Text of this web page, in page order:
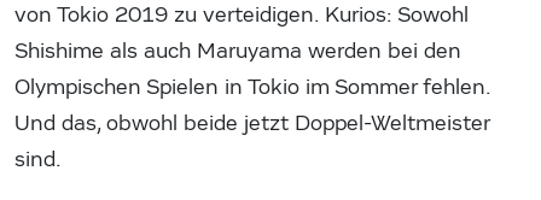
von Tokio 2019 zu verteidigen. Kurios: Sowohl
Shishime als auch Maruyama werden bei den
Olympischen Spielen in Tokio im Sommer fehlen.
Und das, obwohl beide jetzt Doppel-Weltmeister
sind.